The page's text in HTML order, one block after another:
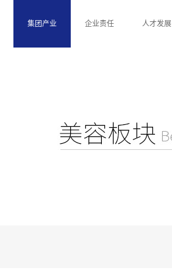
集团产业 企业责任 人才发展